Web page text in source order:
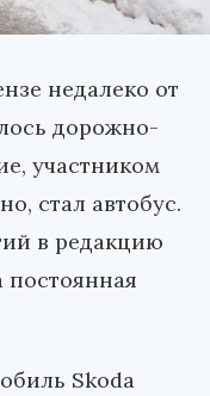
недалеко от
дорожно-
участником
стал автобус.
в редакцию
Skoda